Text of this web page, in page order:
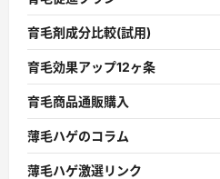
育毛剤成分比較(試用)
育毛効果アップ12ヶ条
育毛商品通販購入
薄毛ハゲのコラム
薄毛ハゲ激選リンク